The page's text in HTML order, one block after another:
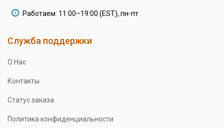
Работаем: 11:00–19:00 (EST), пн-пт
Служба поддержки
О Нас
Контакты
Статус заказа
Политика конфиденциальности